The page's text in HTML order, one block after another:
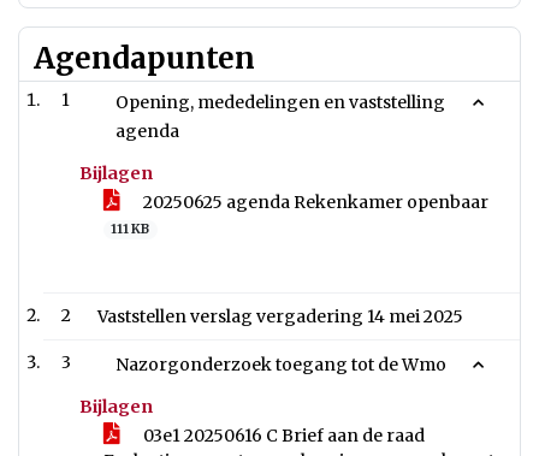
Agendapunten
1
Opening, mededelingen en vaststelling
agenda
Bijlagen
20250625 agenda Rekenkamer openbaar
111 KB
2 Vaststellen verslag vergadering 14 mei 2025
3
Nazorgonderzoek toegang tot de Wmo
Bijlagen
03e1 20250616 C Brief aan de raad